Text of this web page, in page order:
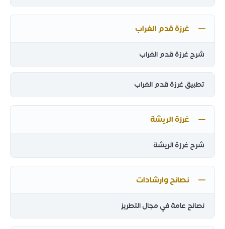
غرزة قدم الغراب
شرح غرزة قدم الغراب
تطبيق غرزة قدم الغراب
غرزة الريشة
شرح غرزة الريشة
نصائح وارشادات
نصائح عامة في مجال التطريز